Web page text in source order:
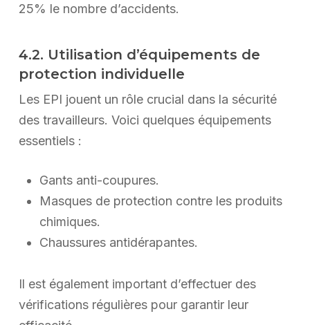
25% le nombre d’accidents.
4.2. Utilisation d’équipements de
protection individuelle
Les EPI jouent un rôle crucial dans la sécurité
des travailleurs. Voici quelques équipements
essentiels :
Gants anti-coupures.
Masques de protection contre les produits
chimiques.
Chaussures antidérapantes.
Il est également important d’effectuer des
vérifications régulières pour garantir leur